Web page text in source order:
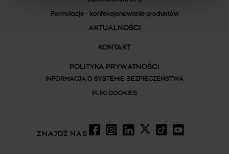
Formulacje - konfekcjonowanie produktów
AKTUALNOŚCI
KONTAKT
POLITYKA PRYWATNOŚCI
INFORMACJA O SYSTEMIE BEZPIECZEŃSTWA
PLIKI COOKIES
ZNAJDŹ NAS